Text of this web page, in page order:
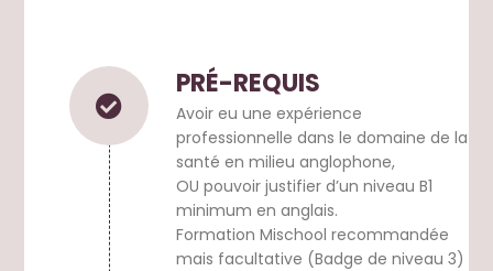
PRÉ-REQUIS
Avoir eu une expérience
professionnelle dans le domaine de la
santé en milieu anglophone,
OU pouvoir justifier d’un niveau B1
minimum en anglais.
Formation Mischool recommandée
mais facultative (Badge de niveau 3)